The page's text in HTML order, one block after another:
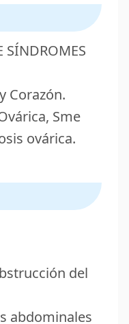
SÍNDROMES
Corazón.
Sme
ovárica.
del
abdominales